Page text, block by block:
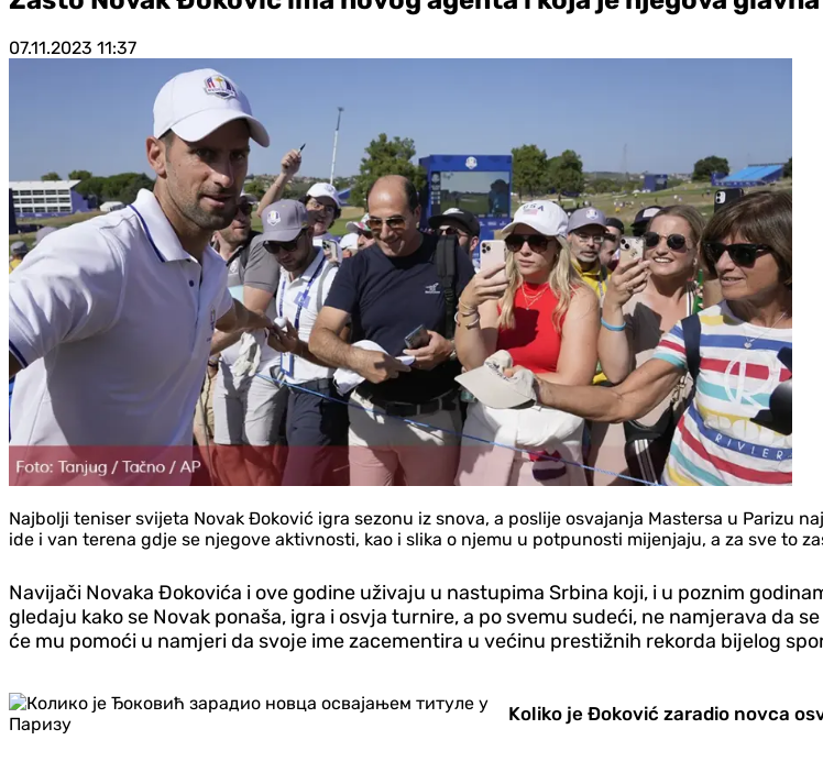
07.11.2023 11:37
Najbolji teniser svijeta Novak Đoković igra sezonu iz snova, a poslije osvajanja Mastersa u Parizu
ide i van terena gdje se njegove aktivnosti, kao i slika o njemu u potpunosti mijenjaju, a za sve to
Navijači Novaka Đokovića i ove godine uživaju u nastupima Srbina koji, i u poznim
gledaju kako se Novak ponaša, igra i osvja turnire, a po svemu sudeći, ne namjerava da
će mu pomoći u namjeri da svoje ime zacementira u većinu prestižnih rekorda bijelog
Koliko je Đoković zaradio novca